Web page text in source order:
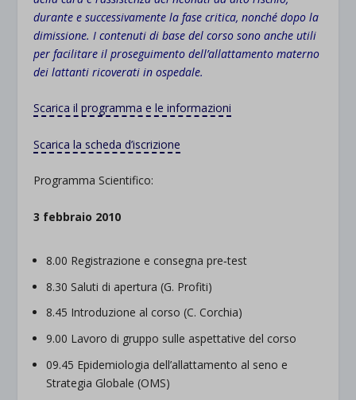
durante e successivamente la fase critica, nonché dopo la
dimissione. I contenuti di base del corso sono anche utili
per facilitare il proseguimento dell’allattamento materno
dei lattanti ricoverati in ospedale.
Scarica il programma e le informazioni
Scarica la scheda d’iscrizione
Programma Scientifico:
3 febbraio 2010
8.00 Registrazione e consegna pre‐test
8.30 Saluti di apertura (G. Profiti)
8.45 Introduzione al corso (C. Corchia)
9.00 Lavoro di gruppo sulle aspettative del corso
09.45 Epidemiologia dell’allattamento al seno e
Strategia Globale (OMS)